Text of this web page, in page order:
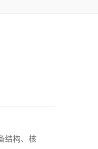
结构、核